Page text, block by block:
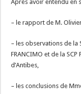
Après avoir entendu en
– le rapport de M.
– les observations de la
FRANCIMO et de la
d’Antibes,
– les conclusions de